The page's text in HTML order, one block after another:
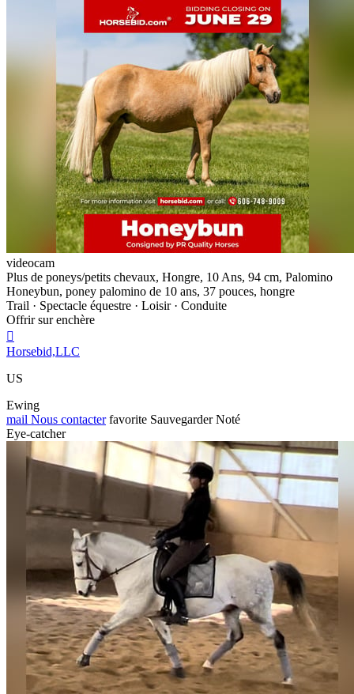
videocam
Plus de poneys/petits chevaux, Hongre, 10 Ans, 94 cm, Palomino
Honeybun, poney palomino de 10 ans, 37 pouces, hongre
Trail · Spectacle équestre · Loisir · Conduite
Offrir sur enchère

Horsebid,LLC
US
Ewing
mail Nous contacter favorite Sauvegarder Noté
Eye-catcher